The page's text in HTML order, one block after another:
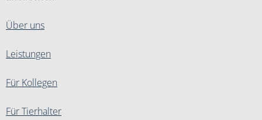
Über uns
Leistungen
Für Kollegen
Für Tierhalter